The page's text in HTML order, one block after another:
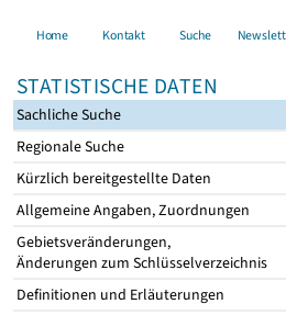
Home Kontakt Suche
STATISTISCHE DATEN
Sachliche Suche
Regionale Suche
Kürzlich bereitgestellte Daten
Allgemeine Angaben, Zuordnungen
Gebietsveränderungen,
Änderungen zum Schlüsselverzeichnis
Definitionen und Erläuterungen